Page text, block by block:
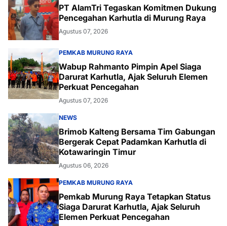
PT AlamTri Tegaskan Komitmen Dukung
Pencegahan Karhutla di Murung Raya
Agustus 07, 2026
PEMKAB MURUNG RAYA
Wabup Rahmanto Pimpin Apel Siaga
Darurat Karhutla, Ajak Seluruh Elemen
Perkuat Pencegahan
Agustus 07, 2026
NEWS
Brimob Kalteng Bersama Tim Gabungan
Bergerak Cepat Padamkan Karhutla di
Kotawaringin Timur
Agustus 06, 2026
PEMKAB MURUNG RAYA
Pemkab Murung Raya Tetapkan Status
Siaga Darurat Karhutla, Ajak Seluruh
Elemen Perkuat Pencegahan